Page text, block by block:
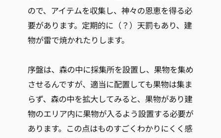
ので、アイテムを収集し、神々の恩恵を得る必
要があります。定期的に（？）天罰もあり、建
物が雷で焼かれたりします。
序盤は、森の中に採集所を設置し、果物を集め
させるんですが、適当に配置しても果物は集ま
らず、森の中を拡大してみると、果物があり建
物のエリア内に果物が入るよう設置する必要が
あります。この点はものすごくわかりにくく感